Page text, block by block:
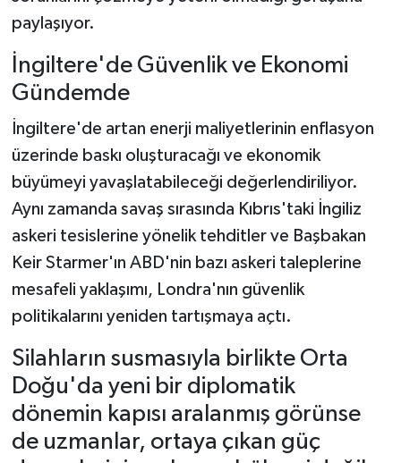
paylaşıyor.
İngiltere'de Güvenlik ve Ekonomi
Gündemde
İngiltere'de artan enerji maliyetlerinin enflasyon
üzerinde baskı oluşturacağı ve ekonomik
büyümeyi yavaşlatabileceği değerlendiriliyor.
Aynı zamanda savaş sırasında Kıbrıs'taki İngiliz
askeri tesislerine yönelik tehditler ve Başbakan
Keir Starmer'ın ABD'nin bazı askeri taleplerine
mesafeli yaklaşımı, Londra'nın güvenlik
politikalarını yeniden tartışmaya açtı.
Silahların susmasıyla birlikte Orta
Doğu'da yeni bir diplomatik
dönemin kapısı aralanmış görünse
de uzmanlar, ortaya çıkan güç